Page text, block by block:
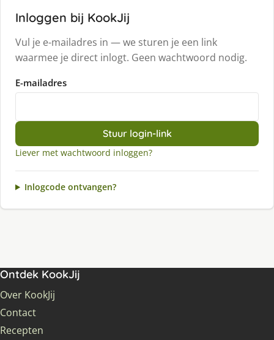
Inloggen bij KookJij
Vul je e-mailadres in — we sturen je een link
waarmee je direct inlogt. Geen wachtwoord nodig.
E-mailadres
Stuur login-link
Liever met wachtwoord inloggen?
Inlogcode ontvangen?
Ontdek KookJij
Over KookJij
Contact
Recepten